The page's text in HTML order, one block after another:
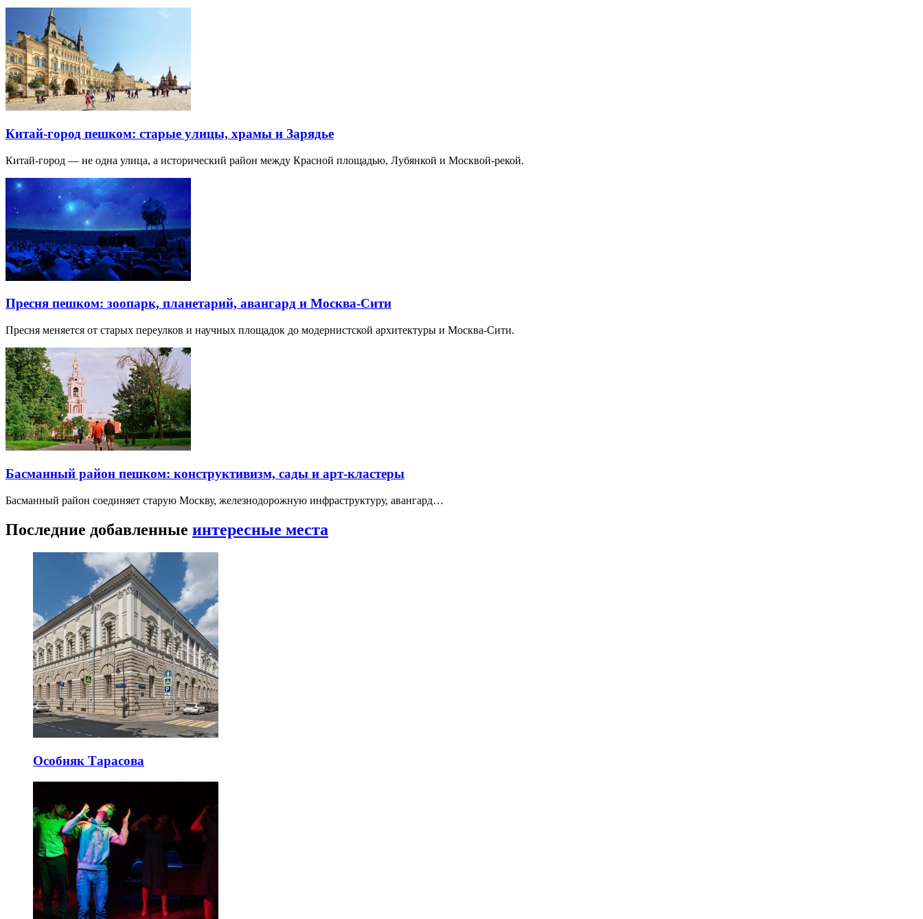
Китай-город пешком: старые улицы, храмы и Зарядье
Китай-город — не одна улица, а исторический район между Красной площадью, Лубянкой и Москвой-рекой.
Пресня пешком: зоопарк, планетарий, авангард и Москва-Сити
Пресня меняется от старых переулков и научных площадок до модернистской архитектуры и Москва-Сити.
Басманный район пешком: конструктивизм, сады и арт-кластеры
Басманный район соединяет старую Москву, железнодорожную инфраструктуру, авангард…
Последние добавленные интересные места
Особняк Тарасова